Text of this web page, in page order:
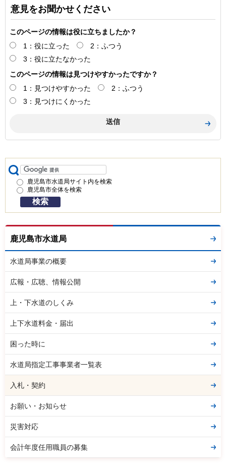
意見をお聞かせください
このページの情報は役に立ちましたか？
1：役に立った
2：ふつう
3：役に立たなかった
このページの情報は見つけやすかったですか？
1：見つけやすかった
2：ふつう
3：見つけにくかった
鹿児島市水道局サイト内を検索
鹿児島市全体を検索
鹿児島市水道局
水道局事業の概要
広報・広聴、情報公開
上・下水道のしくみ
上下水道料金・届出
困った時に
水道局指定工事事業者一覧表
入札・契約
お願い・お知らせ
災害対応
会計年度任用職員の募集